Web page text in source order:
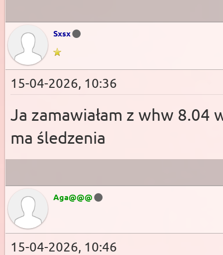
Sxsx
15-04-2026, 10:36
Ja zamawiałam z whw 8.04
ma śledzenia
Aga@@@
15-04-2026, 10:46